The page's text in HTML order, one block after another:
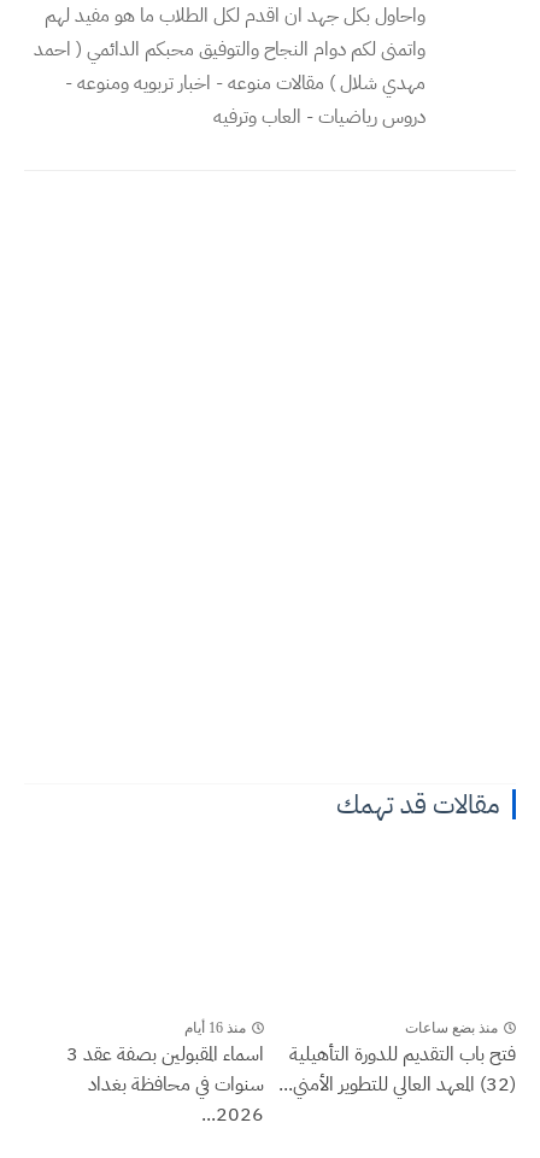
واحاول بكل جهد ان اقدم لكل الطلاب ما هو مفيد لهم
واتمنى لكم دوام النجاح والتوفيق محبكم الدائمي ( احمد
مهدي شلال ) مقالات منوعه - اخبار تربويه ومنوعه -
دروس رياضيات - العاب وترفيه
مقالات قد تهمك
منذ بضع ساعات
فتح باب التقديم للدورة التأهيلية
(32) المعهد العالي للتطوير الأمني...
منذ 16 أيام
اسماء المقبولين بصفة عقد 3
سنوات في محافظة بغداد
2026...